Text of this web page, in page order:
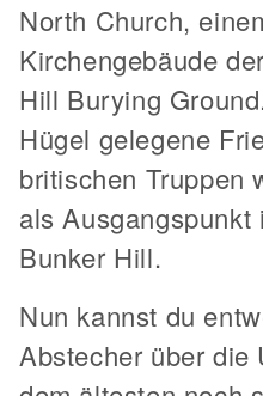
North Church,
Kirchengebäude
Hill Burying
Hügel gelegene
britischen Truppen
als
Bunker Hill.
Nun kannst du
Abstecher über die